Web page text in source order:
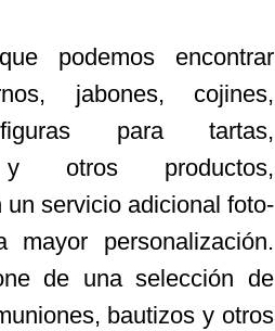
podemos encontrar
jabones, cojines,
para tartas,
y otros productos,
un servicio adicional foto-
mayor personalización.
de una selección de
bautizos y otros